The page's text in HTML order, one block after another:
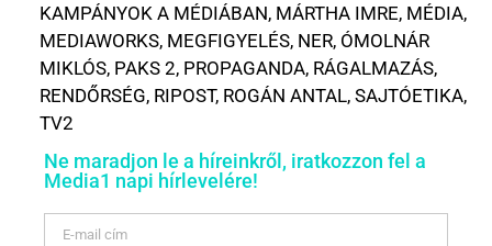
KAMPÁNYOK A MÉDIÁBAN, MÁRTHA IMRE, MÉDIA,
MEDIAWORKS, MEGFIGYELÉS, NER, ÓMOLNÁR
MIKLÓS, PAKS 2, PROPAGANDA, RÁGALMAZÁS,
RENDŐRSÉG, RIPOST, ROGÁN ANTAL, SAJTÓETIKA,
TV2
Ne maradjon le a híreinkről, iratkozzon fel a
Media1 napi hírlevelére!